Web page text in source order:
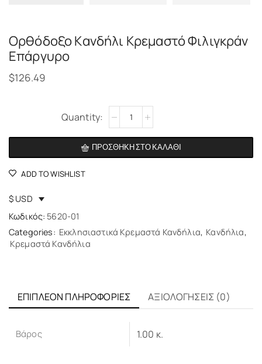
Ορθόδοξο Kανδήλι Κρεμαστό Φιλιγκράν
Επάργυρο
$126.49
ΠΡΟΣΘΉΚΗ ΣΤΟ ΚΑΛΆΘΙ
Alternative:
ADD TO WISHLIST
$ USD
Κωδικός: 5620-01
Categories: Εκκλησιαστικά Κρεμαστά Κανδήλια, Κανδήλια,
Κρεμαστά Κανδήλια
ΕΠΙΠΛΈΟΝ ΠΛΗΡΟΦΟΡΊΕΣ ΑΞΙΟΛΟΓΉΣΕΙΣ (0)
Βάρος 1.00 κ.